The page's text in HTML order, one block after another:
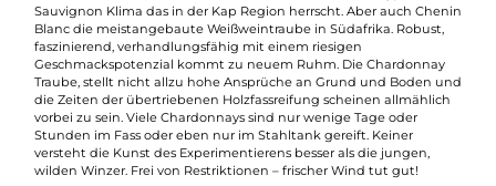
Sauvignon Klima das in der Kap Region herrscht. Aber auch Chenin
Blanc die meistangebaute Weißweintraube in Südafrika. Robust,
faszinierend, verhandlungsfähig mit einem riesigen
Geschmackspotenzial kommt zu neuem Ruhm. Die Chardonnay
Traube, stellt nicht allzu hohe Ansprüche an Grund und Boden und
die Zeiten der übertriebenen Holzfassreifung scheinen allmählich
vorbei zu sein. Viele Chardonnays sind nur wenige Tage oder
Stunden im Fass oder eben nur im Stahltank gereift. Keiner
versteht die Kunst des Experimentierens besser als die jungen,
wilden Winzer. Frei von Restriktionen – frischer Wind tut gut!